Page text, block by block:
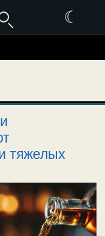
☾
тяжелых